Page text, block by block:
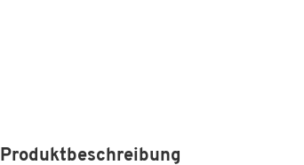
Produktbeschreibung